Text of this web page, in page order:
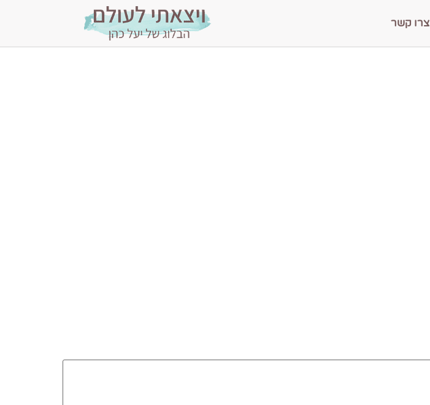
צרו קשר